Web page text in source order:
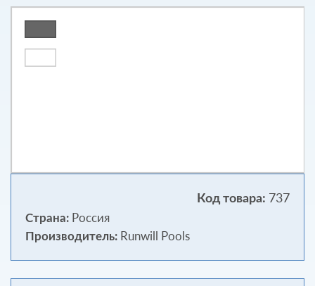
Код товара: 737
Страна: Россия
Производитель: Runwill Pools